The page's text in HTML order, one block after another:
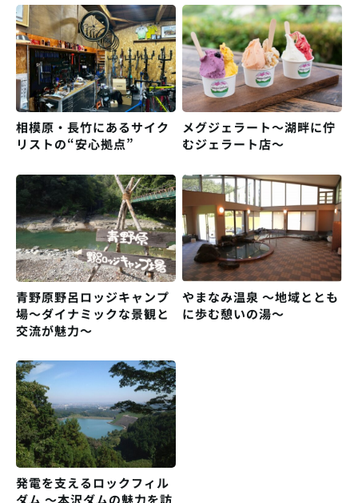
相模原・長竹にあるサイク
リストの“安心拠点”
メグジェラート〜湖畔に佇
むジェラート店〜
青野原野呂ロッジキャンプ
場〜ダイナミックな景観と
交流が魅力〜
やまなみ温泉 〜地域ととも
に歩む憩いの湯〜
発電を支えるロックフィル
ダム 〜本沢ダムの魅力を訪